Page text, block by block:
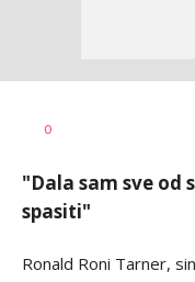
AUTOR
0
"Dala sam sve od
spasiti"
Ronald Roni Tarner,